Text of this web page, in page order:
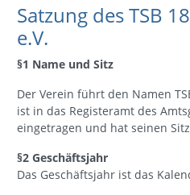
Satzung des TSB
e.V.
§1 Name und Sitz
Der Verein führt den Namen
ist in das Registeramt des
eingetragen und hat seinen
§2 Geschäftsjahr
Das Geschäftsjahr ist das